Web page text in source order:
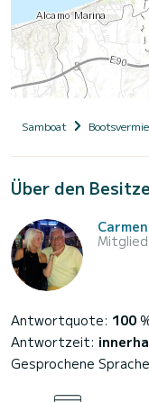
Samboat
Über den
Carmen
Antwortquote: 100
Antwortzeit:
Gesprochene